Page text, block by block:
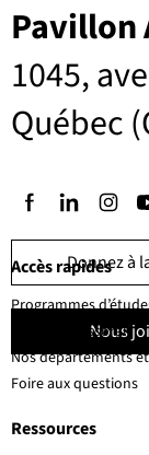
Pavillon
1045,
Québec
Donnez à
Nous
Accès rapides
Ressources
Programmes
Corps professoral
Nos départements
Foire aux questions